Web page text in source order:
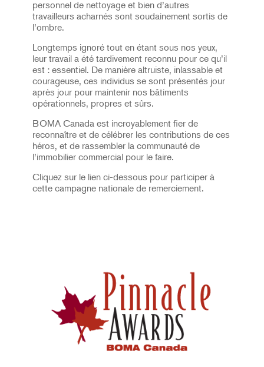
personnel de nettoyage et bien d’autres
travailleurs acharnés sont soudainement sortis de
l’ombre.
Longtemps ignoré tout en étant sous nos yeux,
leur travail a été tardivement reconnu pour ce qu’il
est : essentiel. De manière altruiste, inlassable et
courageuse, ces individus se sont présentés jour
après jour pour maintenir nos bâtiments
opérationnels, propres et sûrs.
BOMA Canada est incroyablement fier de
reconnaître et de célébrer les contributions de ces
héros, et de rassembler la communauté de
l’immobilier commercial pour le faire.
Cliquez sur le lien ci-dessous pour participer à
cette campagne nationale de remerciement.